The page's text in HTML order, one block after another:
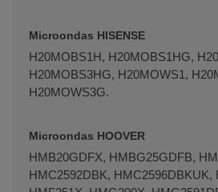
Microondas HISENSE
H20MOBS1H, H20MOBS1HG,
H20MOBS3HG, H20MOWS1,
H20MOWS3G.
Microondas HOOVER
HMB20GDFX, HMBG25GDFB,
HMC2592DBK, HMC2596DBKUK,